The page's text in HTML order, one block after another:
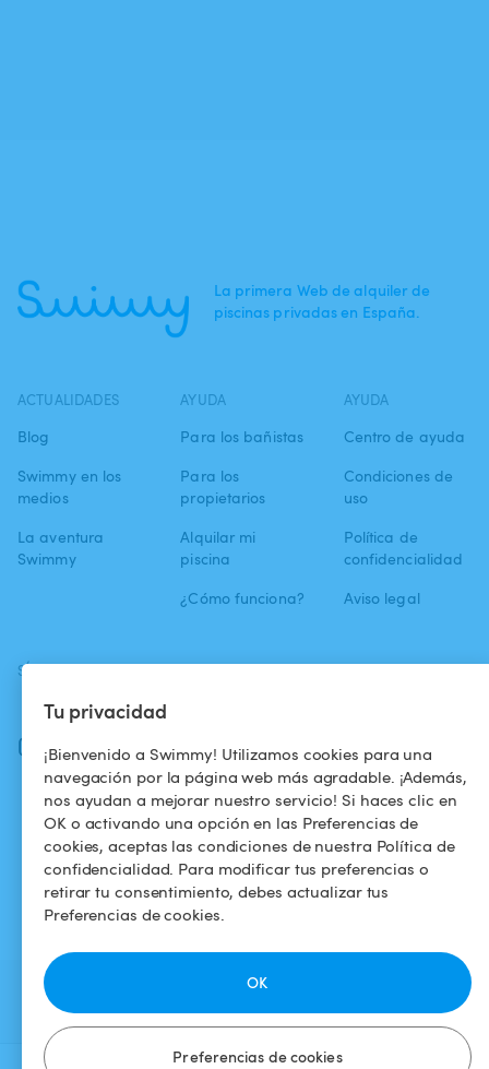
Tu privacidad
¡Bienvenido a Swimmy! Utilizamos cookies para una
navegación por la página web más agradable. ¡Además,
nos ayudan a mejorar nuestro servicio! Si haces clic en
OK o activando una opción en las Preferencias de
cookies, aceptas las condiciones de nuestra Política de
confidencialidad. Para modificar tus preferencias o
retirar tu consentimiento, debes actualizar tus
Preferencias de cookies.
Preferencias de cookies
OK
La primera Web de alquiler de
piscinas privadas en España.
ACTUALIDADES
Blog
Swimmy en los
medios
La aventura
Swimmy
AYUDA
Para los bañistas
Para los
propietarios
Alquilar mi
piscina
¿Cómo funciona?
AYUDA
Centro de ayuda
Condiciones de
uso
Política de
confidencialidad
Aviso legal
SÍGUENOS
Facebook
Instagram
DESCARGAR LA APP